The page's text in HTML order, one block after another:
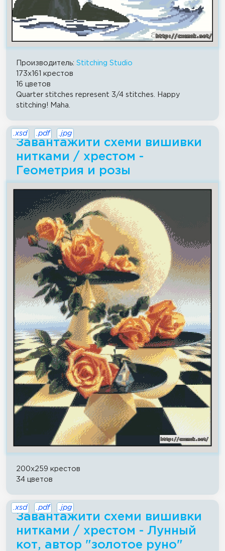
Производитель: Stitching Studio
173x161 крестов
16 цветов
Quarter stitches represent 3/4 stitches. Happy
stitching! Maha.
Завантажити схеми вишивки
нитками / хрестом -
Геометрия и розы
.xsd .pdf .jpg
200x259 крестов
34 цветов
Завантажити схеми вишивки
нитками / хрестом - Лунный
кот, автор "золотое руно"
.xsd .pdf .jpg